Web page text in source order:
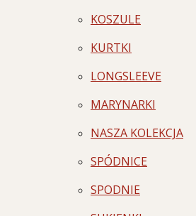
KOSZULE
KURTKI
LONGSLEEVE
MARYNARKI
NASZA KOLEKCJA
SPÓDNICE
SPODNIE